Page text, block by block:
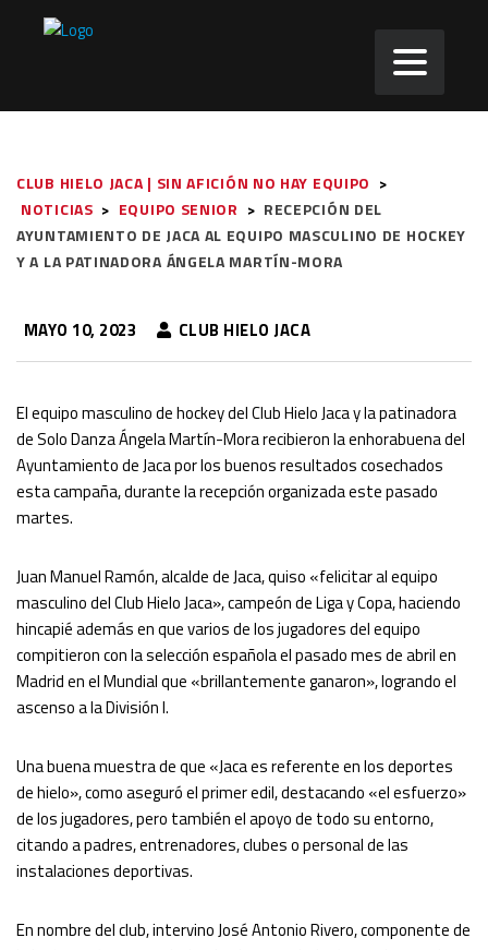
CLUB HIELO JACA | SIN AFICIÓN NO HAY EQUIPO >
NOTICIAS > EQUIPO SENIOR > RECEPCIÓN DEL
AYUNTAMIENTO DE JACA AL EQUIPO MASCULINO DE HOCKEY
Y A LA PATINADORA ÁNGELA MARTÍN-MORA
MAYO 10, 2023 CLUB HIELO JACA
El equipo masculino de hockey del Club Hielo Jaca y la patinadora
de Solo Danza Ángela Martín-Mora recibieron la enhorabuena del
Ayuntamiento de Jaca por los buenos resultados cosechados
esta campaña, durante la recepción organizada este pasado
martes.
Juan Manuel Ramón, alcalde de Jaca, quiso «felicitar al equipo
masculino del Club Hielo Jaca», campeón de Liga y Copa, haciendo
hincapié además en que varios de los jugadores del equipo
compitieron con la selección española el pasado mes de abril en
Madrid en el Mundial que «brillantemente ganaron», logrando el
ascenso a la División I.
Una buena muestra de que «Jaca es referente en los deportes
de hielo», como aseguró el primer edil, destacando «el esfuerzo»
de los jugadores, pero también el apoyo de todo su entorno,
citando a padres, entrenadores, clubes o personal de las
instalaciones deportivas.
En nombre del club, intervino José Antonio Rivero, componente de